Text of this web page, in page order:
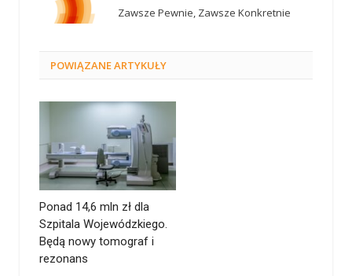
Zawsze Pewnie, Zawsze Konkretnie
POWIĄZANEARTYKUŁY
Ponad 14,6 mln zł dla
Szpitala Wojewódzkiego.
Będą nowy tomograf i
rezonans